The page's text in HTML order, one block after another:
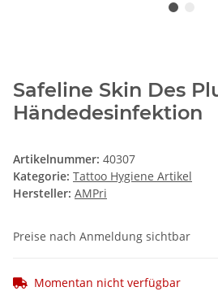
Safeline Skin Des
Händedesinfektion
Artikelnummer: 40307
Kategorie: Tattoo Hygiene Artikel
Hersteller: AMPri
Preise nach Anmeldung sichtbar
Momentan nicht verfügbar